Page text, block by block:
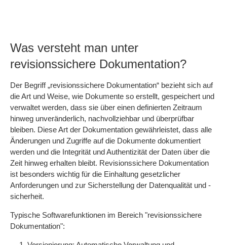
Was versteht man unter
revisionssichere Dokumentation?
Der Begriff „revisionssichere Dokumentation“ bezieht sich auf
die Art und Weise, wie Dokumente so erstellt, gespeichert und
verwaltet werden, dass sie über einen definierten Zeitraum
hinweg unveränderlich, nachvollziehbar und überprüfbar
bleiben. Diese Art der Dokumentation gewährleistet, dass alle
Änderungen und Zugriffe auf die Dokumente dokumentiert
werden und die Integrität und Authentizität der Daten über die
Zeit hinweg erhalten bleibt. Revisionssichere Dokumentation
ist besonders wichtig für die Einhaltung gesetzlicher
Anforderungen und zur Sicherstellung der Datenqualität und -
sicherheit.
Typische Softwarefunktionen im Bereich "revisionssichere
Dokumentation":